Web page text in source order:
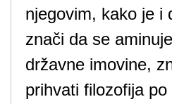
njegovim, kako je i
znači da se
državne imovine,
prihvati filozofija